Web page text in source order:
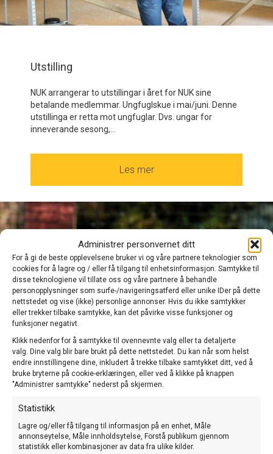
Administrer personvernet ditt
For å gi de beste opplevelsene bruker vi og våre partnere teknologier som
cookies for å lagre og / eller få tilgang til enhetsinformasjon. Samtykke til
disse teknologiene vil tillate oss og våre partnere å behandle
personopplysninger som surfe-/navigeringsatferd eller unike IDer på dette
nettstedet og vise (ikke) personlige annonser. Hvis du ikke samtykker
eller trekker tilbake samtykke, kan det påvirke visse funksjoner og
funksjoner negativt.
Klikk nedenfor for å samtykke til ovennevnte valg eller ta detaljerte
valg. Dine valg blir bare brukt på dette nettstedet. Du kan når som helst
endre innstillingene dine, inkludert å trekke tilbake samtykket ditt, ved å
bruke bryterne på cookie-erklæringen, eller ved å klikke på knappen
"Administrer samtykke" nederst på skjermen.
Statistikk
Lagre og/eller få tilgang til informasjon på en enhet, Måle
annonseytelse, Måle innholdsytelse, Forstå publikum gjennom
statistikk eller kombinasjoner av data fra ulike kilder.
Utstilling
NUK arrangerar to utstillingar i året for NUK sine
betalande medlemmar. Ungfuglskue i mai/juni. Denne
utstillinga er retta mot ungfuglar. Dvs. ungar for
inneverande sesong,...
Les merabout Utstilling
Hvordan starte opp med
utstillingsundulater?